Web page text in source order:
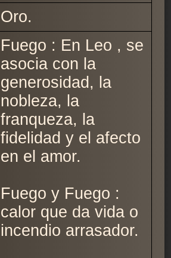
Oro.
Fuego : En Leo , se
asocia con la
generosidad, la
nobleza, la
franqueza, la
fidelidad y el afecto
en el amor.
Fuego y Fuego :
calor que da vida o
incendio arrasador.